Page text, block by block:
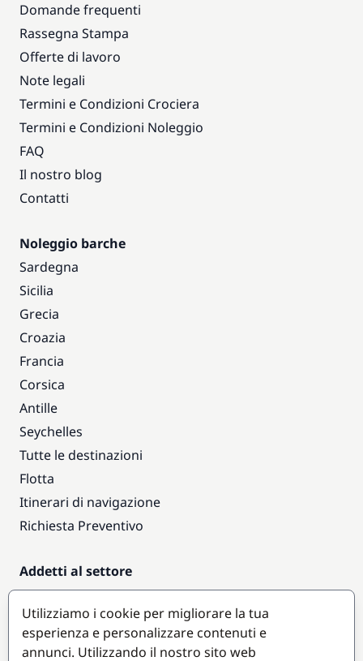
Domande frequenti
Rassegna Stampa
Offerte di lavoro
Note legali
Termini e Condizioni Crociera
Termini e Condizioni Noleggio
FAQ
Il nostro blog
Contatti
Noleggio barche
Sardegna
Sicilia
Grecia
Croazia
Francia
Corsica
Antille
Seychelles
Tutte le destinazioni
Flotta
Itinerari di navigazione
Richiesta Preventivo
Addetti al settore
Accesso armatori
Diventare partner
Utilizziamo i cookie per migliorare la tua
esperienza e personalizzare contenuti e
annunci. Utilizzando il nostro sito web